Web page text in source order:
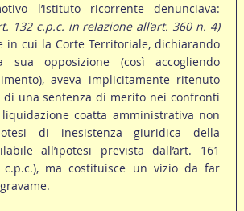
l’istituto ricorrente denunciava:
132 c.p.c. in relazione all’art. 360 n. 4)
in cui la Corte Territoriale, dichiarando
sua opposizione (così accogliendo
aveva implicitamente ritenuto
una sentenza di merito nei confronti
coatta amministrativa non
di inesistenza giuridica della
all’ipotesi prevista dall’art. 161
c.p.c.), ma costituisce un vizio da far